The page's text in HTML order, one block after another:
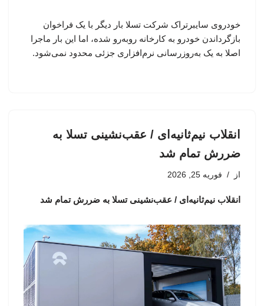
خودروی سایبرتراک شرکت تسلا بار دیگر با یک فراخوان
بازگرداندن خودرو به کارخانه روبه‌رو شده، اما این بار ماجرا
اصلا به یک به‌روزرسانی نرم‌افزاری جزئی محدود نمی‌شود.
انقلاب نیم‌ثانیه‌ای / عقب‌نشینی تسلا به
ضررش تمام شد
از فوریه 25, 2026
انقلاب نیم‌ثانیه‌ای / عقب‌نشینی تسلا به ضررش تمام شد